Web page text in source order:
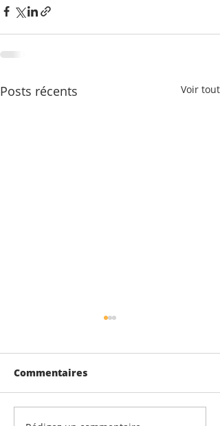
Posts récents Voir tout
Commentaires